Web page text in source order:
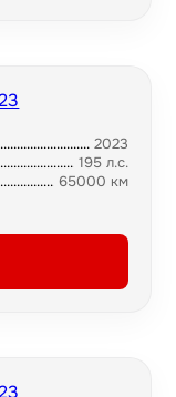
2023
195 л.с.
65000 км